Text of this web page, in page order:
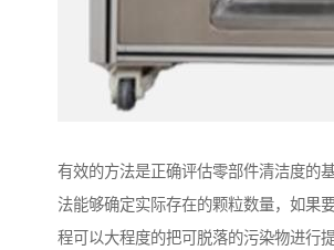
有效的方法是正确评估零部件清洁度的
法能够确定实际存在的颗粒数量，如果
程可以大程度的把可脱落的污染物进行